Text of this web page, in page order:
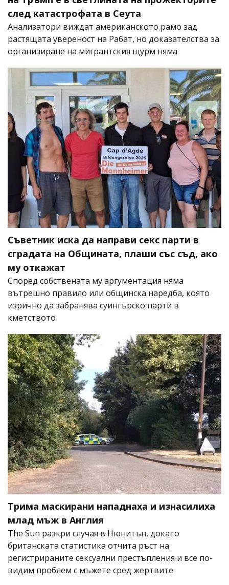
след катастрофата в Сеута
Анализатори виждат американското рамо зад
растящата увереност на Рабат, но доказателства за
организиране на мигрантския щурм няма
Съветник иска да направи секс парти в
сградата на Общината, плаши със съд, ако
му откажат
Според собствената му аргументация няма
вътрешно правило или общинска наредба, която
изрично да забранява суингърско парти в
кметството
Трима маскирани нападнаха и изнасилиха
млад мъж в Англия
The Sun разкри случая в Нюнитън, докато
британската статистика отчита ръст на
регистрираните сексуални престъпления и все по-
видим проблем с мъжете сред жертвите